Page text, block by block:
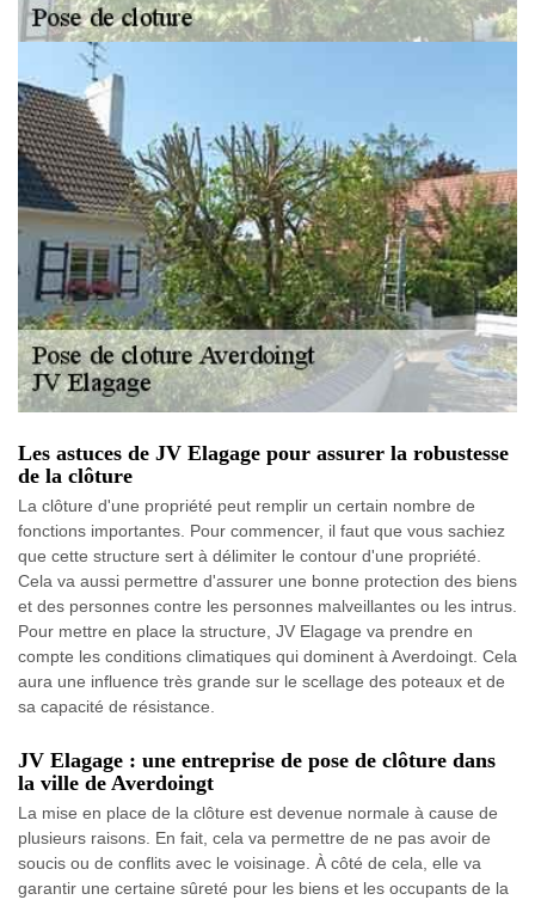
Les astuces de JV Elagage pour assurer la robustesse
de la clôture
La clôture d'une propriété peut remplir un certain nombre de
fonctions importantes. Pour commencer, il faut que vous sachiez
que cette structure sert à délimiter le contour d'une propriété.
Cela va aussi permettre d'assurer une bonne protection des biens
et des personnes contre les personnes malveillantes ou les intrus.
Pour mettre en place la structure, JV Elagage va prendre en
compte les conditions climatiques qui dominent à Averdoingt. Cela
aura une influence très grande sur le scellage des poteaux et de
sa capacité de résistance.
JV Elagage : une entreprise de pose de clôture dans
la ville de Averdoingt
La mise en place de la clôture est devenue normale à cause de
plusieurs raisons. En fait, cela va permettre de ne pas avoir de
soucis ou de conflits avec le voisinage. À côté de cela, elle va
garantir une certaine sûreté pour les biens et les occupants de la